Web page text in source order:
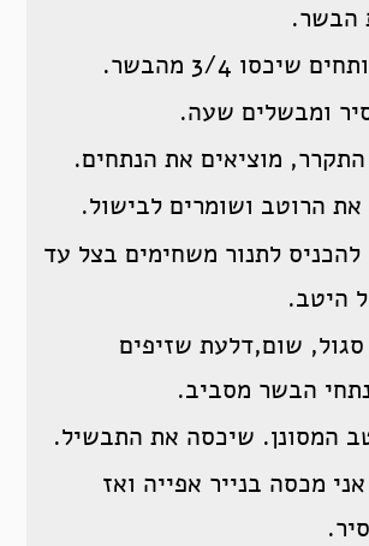
הבשר.
שיכסו 3/4 מהבשר.
ומבשלים שעה.
מוציאים את הנתחים.
הרוטב ושומרים לבישול.
לתנור משחימים בצל עד
היטב.
סגול, שום,דלעת שזיפים
הבשר מסביב.
המסונן. שיכסה את התבשיל.
מכסה בנייר אפייה ואז